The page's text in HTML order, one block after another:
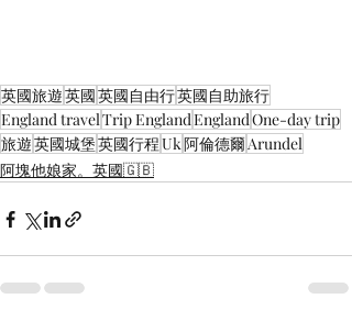
英國旅遊英國英國自由行英國自助旅行
England travelTrip EnglandEnglandOne-day trip
旅遊英國城堡英國行程Uk阿倫德爾Arundel
阿塊他娘家。英國🇬🇧